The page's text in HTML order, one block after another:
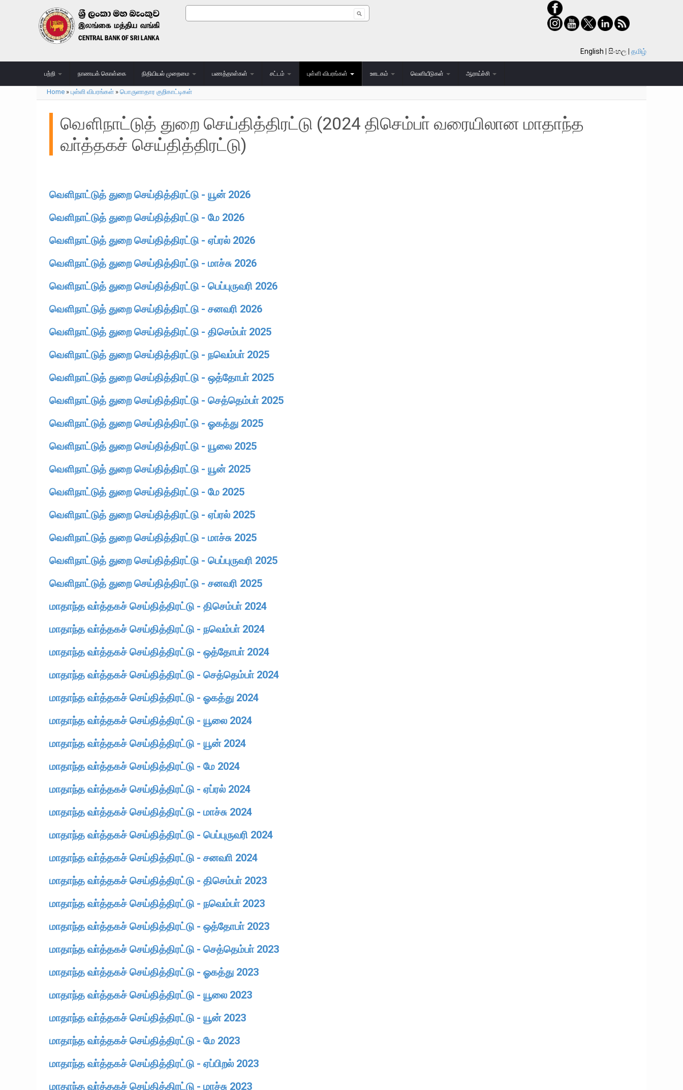
Search form
English සිංහල தமிழ்
பற்றி நாணயக் கொள்கை நிதியியல் முறைமை பணத்தாள்கள் சட்டம் புள்ளி விபரங்கள் ஊடகம் வெளியீடுகள் ஆராய்ச்சி
You are here
Home » புள்ளி விபரங்கள் » பொருளாதார குறிகாட்டிகள்
வௌிநாட்டுத் துறை செய்தித்திரட்டு (2024 திசெம்பா் வரையிலான மாதாந்த
வா்த்தகச் செய்தித்திரட்டு)
வௌிநாட்டுத் துறை செய்தித்திரட்டு - யூன் 2026
வௌிநாட்டுத் துறை செய்தித்திரட்டு - மே 2026
வௌிநாட்டுத் துறை செய்தித்திரட்டு - ஏப்ரல் 2026
வௌிநாட்டுத் துறை செய்தித்திரட்டு - மாச்சு 2026
வௌிநாட்டுத் துறை செய்தித்திரட்டு - பெப்புருவரி 2026
வௌிநாட்டுத் துறை செய்தித்திரட்டு - சனவரி 2026
வௌிநாட்டுத் துறை செய்தித்திரட்டு - திசெம்பா் 2025
வௌிநாட்டுத் துறை செய்தித்திரட்டு - நவெம்பா் 2025
வௌிநாட்டுத் துறை செய்தித்திரட்டு - ஒத்தோபா் 2025
வௌிநாட்டுத் துறை செய்தித்திரட்டு - செத்தெம்பா் 2025
வௌிநாட்டுத் துறை செய்தித்திரட்டு - ஓகத்து 2025
வௌிநாட்டுத் துறை செய்தித்திரட்டு - யூலை 2025
வௌிநாட்டுத் துறை செய்தித்திரட்டு - யூன் 2025
வௌிநாட்டுத் துறை செய்தித்திரட்டு - மே 2025
வௌிநாட்டுத் துறை செய்தித்திரட்டு - ஏப்ரல் 2025
வௌிநாட்டுத் துறை செய்தித்திரட்டு - மாச்சு 2025
வௌிநாட்டுத் துறை செய்தித்திரட்டு - பெப்புருவரி 2025
வௌிநாட்டுத் துறை செய்தித்திரட்டு - சனவரி 2025
மாதாந்த வா்த்தகச் செய்தித்திரட்டு - திசெம்பா் 2024
மாதாந்த வா்த்தகச் செய்தித்திரட்டு - நவெம்பா் 2024
மாதாந்த வா்த்தகச் செய்தித்திரட்டு - ஒத்தோபா் 2024
மாதாந்த வா்த்தகச் செய்தித்திரட்டு - செத்தெம்பா் 2024
மாதாந்த வா்த்தகச் செய்தித்திரட்டு - ஓகத்து 2024
மாதாந்த வா்த்தகச் செய்தித்திரட்டு - யூலை 2024
மாதாந்த வா்த்தகச் செய்தித்திரட்டு - யூன் 2024
மாதாந்த வா்த்தகச் செய்தித்திரட்டு - மே 2024
மாதாந்த வா்த்தகச் செய்தித்திரட்டு - ஏப்ரல் 2024
மாதாந்த வா்த்தகச் செய்தித்திரட்டு - மாச்சு 2024
மாதாந்த வா்த்தகச் செய்தித்திரட்டு - பெப்புருவரி 2024
மாதாந்த வா்த்தகச் செய்தித்திரட்டு - சனவாி 2024
மாதாந்த வா்த்தகச் செய்தித்திரட்டு - திசெம்பா் 2023
மாதாந்த வா்த்தகச் செய்தித்திரட்டு - நவெம்பா் 2023
மாதாந்த வா்த்தகச் செய்தித்திரட்டு - ஒத்தோபா் 2023
மாதாந்த வா்த்தகச் செய்தித்திரட்டு - செத்தெம்பா் 2023
மாதாந்த வா்த்தகச் செய்தித்திரட்டு - ஓகத்து 2023
மாதாந்த வா்த்தகச் செய்தித்திரட்டு - யூலை 2023
மாதாந்த வா்த்தகச் செய்தித்திரட்டு - யூன் 2023
மாதாந்த வா்த்தகச் செய்தித்திரட்டு - மே 2023
மாதாந்த வா்த்தகச் செய்தித்திரட்டு - ஏப்பிறல் 2023
மாதாந்த வா்த்தகச் செய்தித்திரட்டு - மாச்சு 2023